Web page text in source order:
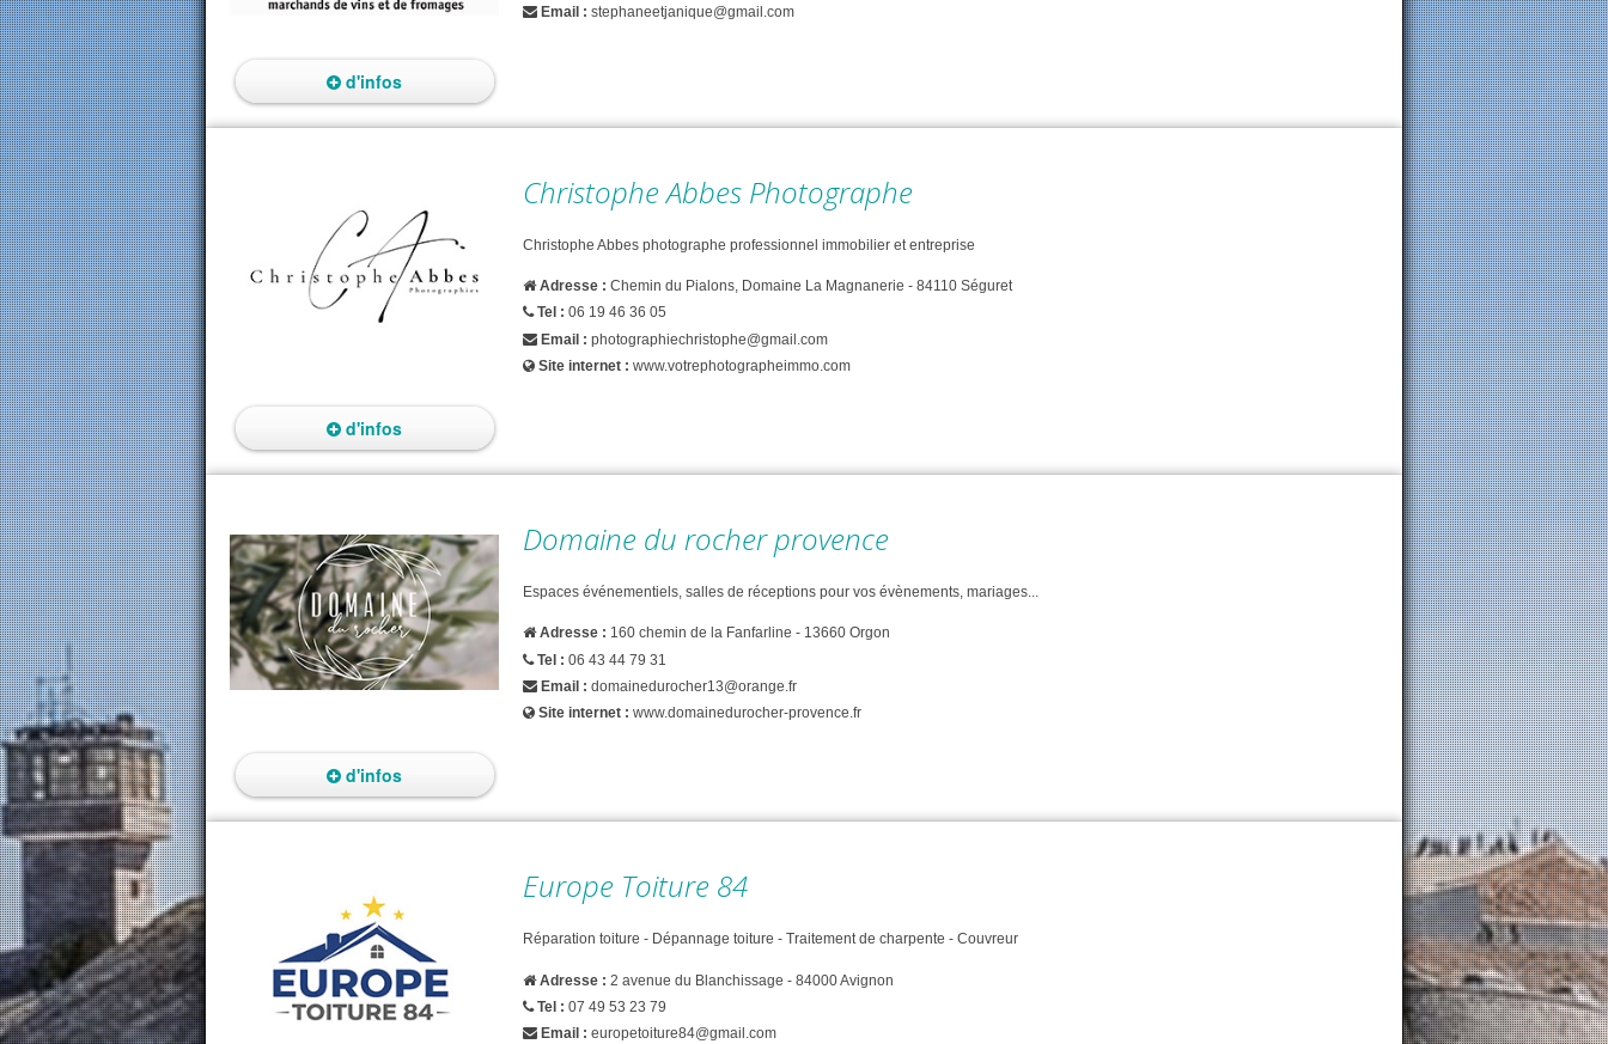
Email : stephaneetjanique@gmail.com
d'infos
Christophe Abbes Photographe
Christophe Abbes photographe professionnel immobilier et entreprise
Adresse : Chemin du Pialons, Domaine La Magnanerie - 84110 Séguret
Tel : 06 19 46 36 05
Email : photographiechristophe@gmail.com
Site internet : www.votrephotographeimmo.com
d'infos
Domaine du rocher provence
Espaces événementiels, salles de réceptions pour vos évènements, mariages...
Adresse : 160 chemin de la Fanfarline - 13660 Orgon
Tel : 06 43 44 79 31
Email : domainedurocher13@orange.fr
Site internet : www.domainedurocher-provence.fr
d'infos
Europe Toiture 84
Réparation toiture - Dépannage toiture - Traitement de charpente - Couvreur
Adresse : 2 avenue du Blanchissage - 84000 Avignon
Tel : 07 49 53 23 79
Email : europetoiture84@gmail.com